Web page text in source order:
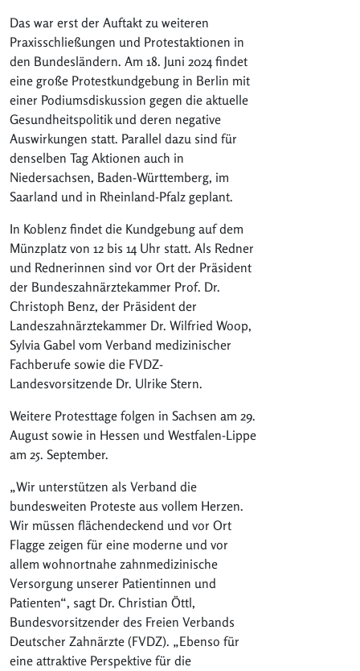
Das war erst der Auftakt zu weiteren
Praxisschließungen und Protestaktionen in
den Bundesländern. Am 18. Juni 2024 findet
eine große Protestkundgebung in Berlin mit
einer Podiumsdiskussion gegen die aktuelle
Gesundheitspolitik und deren negative
Auswirkungen statt. Parallel dazu sind für
denselben Tag Aktionen auch in
Niedersachsen, Baden-Württemberg, im
Saarland und in Rheinland-Pfalz geplant.
In Koblenz findet die Kundgebung auf dem
Münzplatz von 12 bis 14 Uhr statt. Als Redner
und Rednerinnen sind vor Ort der Präsident
der Bundeszahnärztekammer Prof. Dr.
Christoph Benz, der Präsident der
Landeszahnärztekammer Dr. Wilfried Woop,
Sylvia Gabel vom Verband medizinischer
Fachberufe sowie die FVDZ-
Landesvorsitzende Dr. Ulrike Stern.
Weitere Protesttage folgen in Sachsen am 29.
August sowie in Hessen und Westfalen-Lippe
am 25. September.
„Wir unterstützen als Verband die
bundesweiten Proteste aus vollem Herzen.
Wir müssen flächendeckend und vor Ort
Flagge zeigen für eine moderne und vor
allem wohnortnahe zahnmedizinische
Versorgung unserer Patientinnen und
Patienten“, sagt Dr. Christian Öttl,
Bundesvorsitzender des Freien Verbands
Deutscher Zahnärzte (FVDZ). „Ebenso für
eine attraktive Perspektive für die